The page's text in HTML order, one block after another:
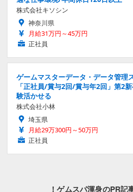
株式会社キソシン
神奈川県
月給31万円～45万円
正社員
ゲームマスターデータ・データ管理
「正社員/賞与2回/賞与年2回」第2
験活かせる
株式会社小林
埼玉県
月給29万300円～50万円
正社員
！ゲムスパ渾身のPR記